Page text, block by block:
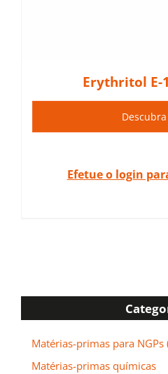
Erythritol E-
Efetue o login
Matérias-primas para NGPs
Matérias-primas químicas